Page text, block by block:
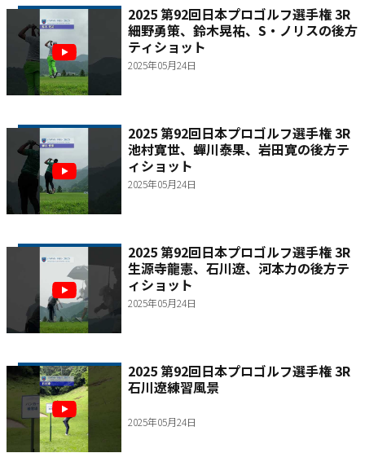
2025 第92回日本プロゴルフ選手権 3R
細野勇策、鈴木晃祐、S・ノリスの後方
ティショット
2025年05月24日
2025 第92回日本プロゴルフ選手権 3R
池村寛世、蟬川泰果、岩田寛の後方テ
ィショット
2025年05月24日
2025 第92回日本プロゴルフ選手権 3R
生源寺龍憲、石川遼、河本力の後方テ
ィショット
2025年05月24日
2025 第92回日本プロゴルフ選手権 3R
石川遼練習風景
2025年05月24日